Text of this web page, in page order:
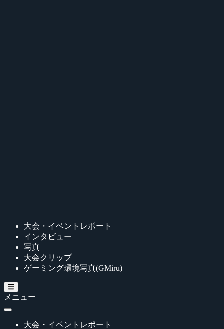
大会・イベントレポート
インタビュー
写真
大会クリップ
ゲーミング環境写真(GMiru)
メニュー
大会・イベントレポート